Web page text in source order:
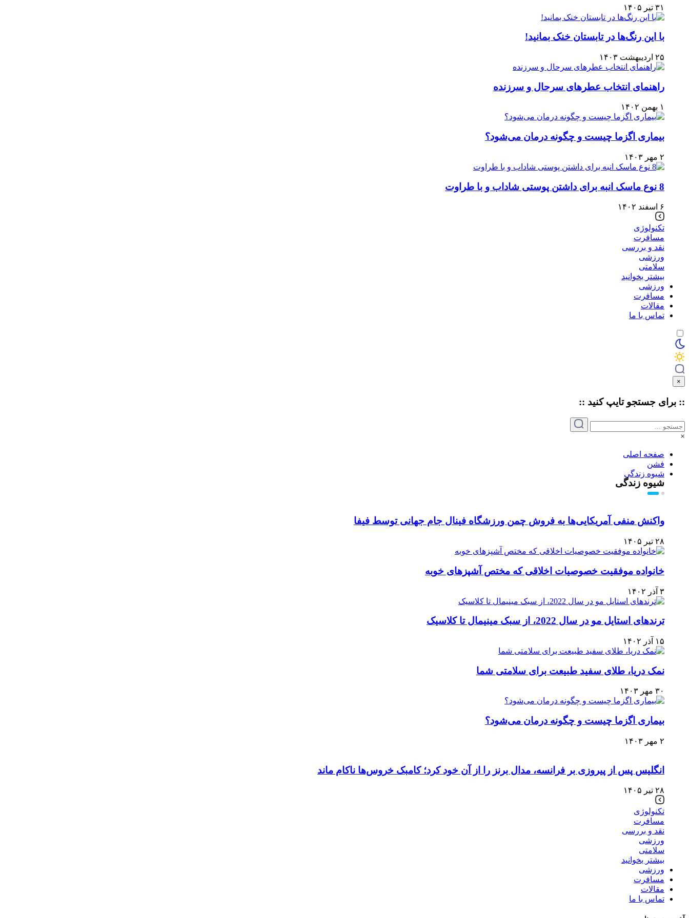
۳۱ تیر ۱۴۰۵
با این رنگ‌ها در تابستان خنک بمانید!
۲۵ اردیبهشت ۱۴۰۳
راهنمای انتخاب عطرهای سرحال و سرزنده
۱ بهمن ۱۴۰۲
بیماری اگزما چیست و چگونه درمان می‌‌شود؟
۲ مهر ۱۴۰۳
8 نوع ماسک انبه برای داشتن پوستی شاداب و با طراوت
۶ اسفند ۱۴۰۲
تکنولوژی
مسافرت
نقد و بررسی
ورزشی
سلامتی
بیشتر بخوانید
ورزشی
مسافرت
مقالات
تماس با ما
×
:: برای جستجو تایپکنید ::
×
صفحه اصلی
فشن
شیوه زندگی
شیوه زندگی
واکنش منفی آمریکایی‌ها به فروش چمن ورزشگاه فینال جام جهانی توسط فیفا
۲۸ تیر ۱۴۰۵
خانواده موفقیت خصوصیات اخلاقی که مختص آشپزهای خوبه
۳ آذر ۱۴۰۲
ترندهای استایل مو در سال 2022، از سبک مینیمال تا کلاسیک
۱۵ آذر ۱۴۰۲
نمک دریا، طلای سفید طبیعت برای سلامتی شما
۳۰ مهر ۱۴۰۳
بیماری اگزما چیست و چگونه درمان می‌‌شود؟
۲ مهر ۱۴۰۳
انگلیس پس از پیروزی بر فرانسه، مدال برنز را از آن خود کرد؛ کامبک خروس‌ها ناکام ماند
۲۸ تیر ۱۴۰۵
تکنولوژی
مسافرت
نقد و بررسی
ورزشی
سلامتی
بیشتر بخوانید
ورزشی
مسافرت
مقالات
تماس با ما